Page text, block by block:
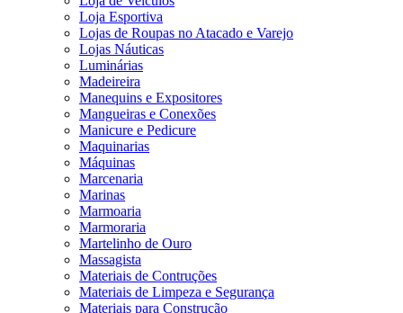
Loja Esportiva
Lojas de Roupas no Atacado e Varejo
Lojas Náuticas
Luminárias
Madeireira
Manequins e Expositores
Mangueiras e Conexões
Manicure e Pedicure
Maquinarias
Máquinas
Marcenaria
Marinas
Marmoaria
Marmoraria
Martelinho de Ouro
Massagista
Materiais de Contruções
Materiais de Limpeza e Segurança
Materiais para Construção